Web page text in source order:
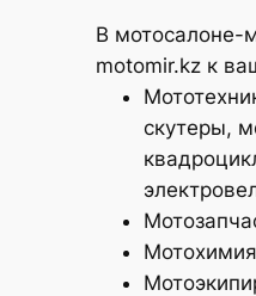
В мотосалоне-
motomir.kz к
скутеры,